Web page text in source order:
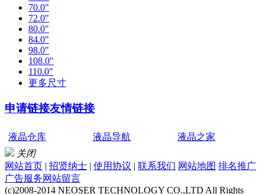
70.0"
72.0"
80.0"
84.0"
98.0"
108.0"
110.0"
更多尺寸
申请链接友情链接
液晶仓库 液晶导航
液晶之家
关闭
网站首页 | 招贤纳士 | 使用协议 | 联系我们 网站地图 排名推广
广告服务网站留言
(c)2008-2014 NEOSER TECHNOLOGY CO.,LTD All Rights